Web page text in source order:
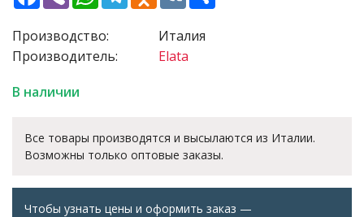
Производство:
Производитель:
Италия
Elata
В наличии
Все товары производятся и высылаются из Италии.
Возможны только оптовые заказы.
Чтобы узнать цены и оформить заказ —